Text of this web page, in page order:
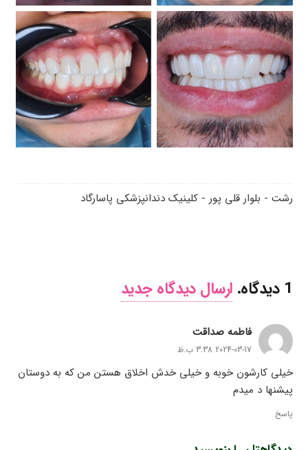
رشت - بلوار قلی پور - کلینیک دندانپزشکی پاسارگاد
1 دیدگاه. ارسال دیدگاه جدید
فاطمه صداقت
2024-03-17 3:38 ب.ظ
خیلی کارشون خوبه و خیلی خدش اخلاق هستن من که به دوستان
پیشنها د میدم
پاسخ